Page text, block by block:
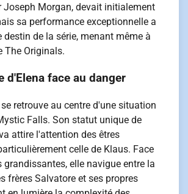
Joseph Morgan, devait initialement
sa performance exceptionnelle a
destin de la série, menant même à
The Originals.
d'Elena face au danger
retrouve au centre d'une situation
Falls. Son statut unique de
attire l'attention des êtres
celle de Klaus. Face
grandissantes, elle navigue entre la
frères Salvatore et ses propres